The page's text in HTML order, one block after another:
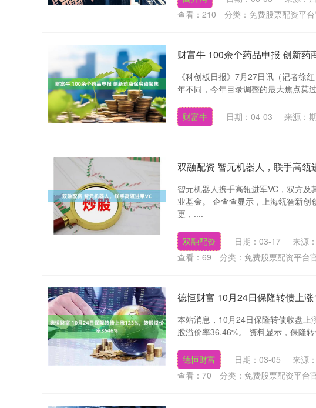
查看： 210 分类： 免费股票配资平
财富牛 100余个药品申报 创新药
《科创板日报》7月27日讯（记者徐
年不同，今年目录调整的最大焦点莫
财富牛 日期：04-03 来源：
双融配资 智元机器人，联手高瓴
智元机器人携手高瓴进军VC，双方
业基金。 企查查显示，上海瓴智新
更，....
双融配资 日期：03-17
来源
查看： 69 分类： 免费股票配资平台
德恒财富 10月24日保隆转债上
本站消息，10月24日保隆转债收盘
股溢价率36.46%。 资料显示，保隆转
德恒财富 日期：03-05
来源
查看： 70 分类： 免费股票配资平台
2.13% 上证指数 3940.04 39.68 1.02%